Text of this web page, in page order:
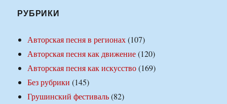
РУБРИКИ
Авторская песня в регионах(107)
Авторская песня как движение(120)
Авторская песня как искусство(169)
Без рубрики (145)
Грушинский фестиваль(82)